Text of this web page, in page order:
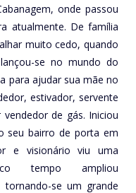
onde passou
atualmente. De família
muito cedo, quando
se no mundo do
para ajudar sua mãe no
estivador, servente
de gás. Iniciou
seu bairro de porta em
e visionário viu uma
tempo ampliou
tornando-se um grande